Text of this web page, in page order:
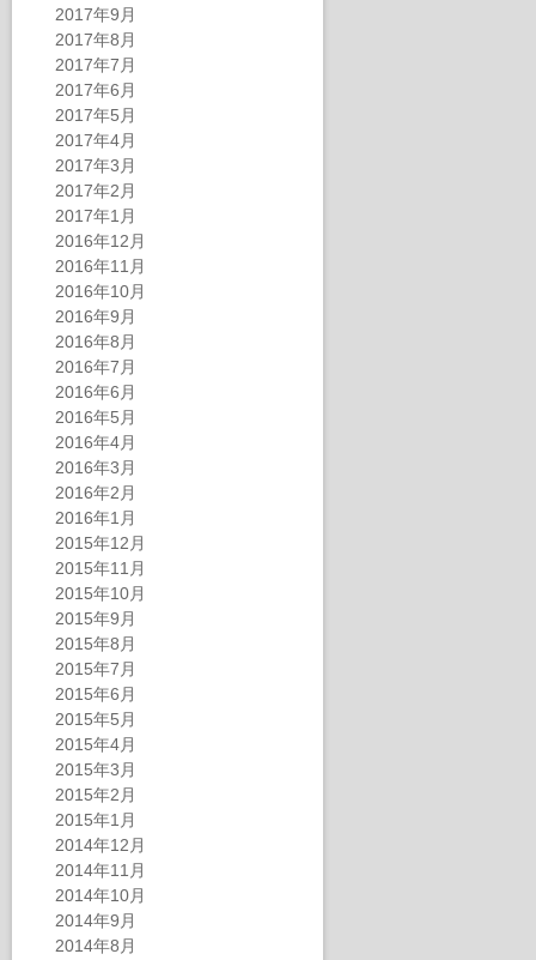
2017年9月
2017年8月
2017年7月
2017年6月
2017年5月
2017年4月
2017年3月
2017年2月
2017年1月
2016年12月
2016年11月
2016年10月
2016年9月
2016年8月
2016年7月
2016年6月
2016年5月
2016年4月
2016年3月
2016年2月
2016年1月
2015年12月
2015年11月
2015年10月
2015年9月
2015年8月
2015年7月
2015年6月
2015年5月
2015年4月
2015年3月
2015年2月
2015年1月
2014年12月
2014年11月
2014年10月
2014年9月
2014年8月